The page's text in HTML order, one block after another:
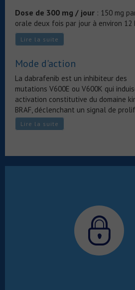
Dose de 300 mg / jour: 150 mg
orale deux fois par jour à environ 12
d’intervalle
voie orale deux fois par jour à environ
heures d’intervalle) +2 mg / jour
trametinib
Lire la suite
Mode d'action
La dabrafenib est un inhibiteur des
mutations V600E ou V600K qui
activation constitutive du domaine
BRAF, déclenchant un signal de
cellulaire non contrôlé.
Lire la suite